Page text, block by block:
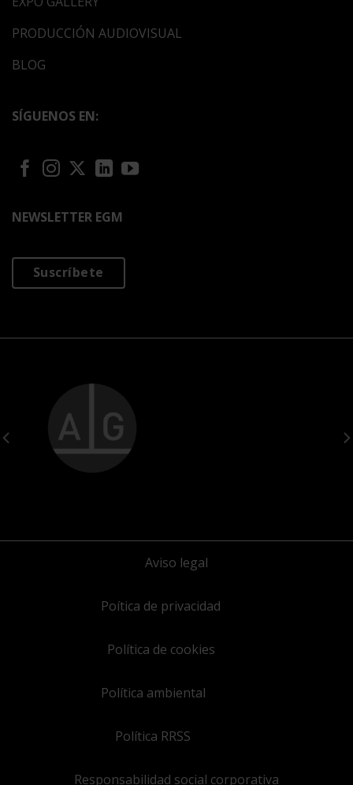
PRODUCCIÓN AUDIOVISUAL
BLOG
SÍGUENOS EN:
NEWSLETTER EGM
Suscríbete
Aviso legal
Poítica de privacidad
Política de cookies
Política ambiental
Política RRSS
Responsabilidad social corporativa